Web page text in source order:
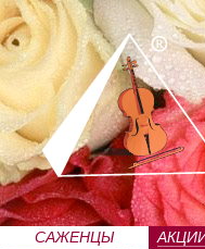
САЖЕНЦЫ